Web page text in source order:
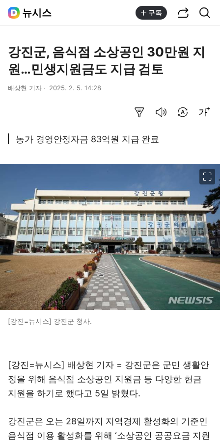
뉴시스 구독
강진군, 음식점 소상공인 30만원 지
원…민생지원금도 지급 검토
배상현 기자 2025. 2. 5. 14:28
농가 경영안정자금 83억원 지급 완료
[강진=뉴시스] 강진군 청사.
[강진=뉴시스] 배상현 기자 = 강진군은 군민 생활안
정을 위해 음식점 소상공인 지원금 등 다양한 현금
지원을 하기로 했다고 5일 밝혔다.
강진군은 오는 28일까지 지역경제 활성화의 기준인
음식점 이용 활성화를 위해 ‘소상공인 공공요금 지원